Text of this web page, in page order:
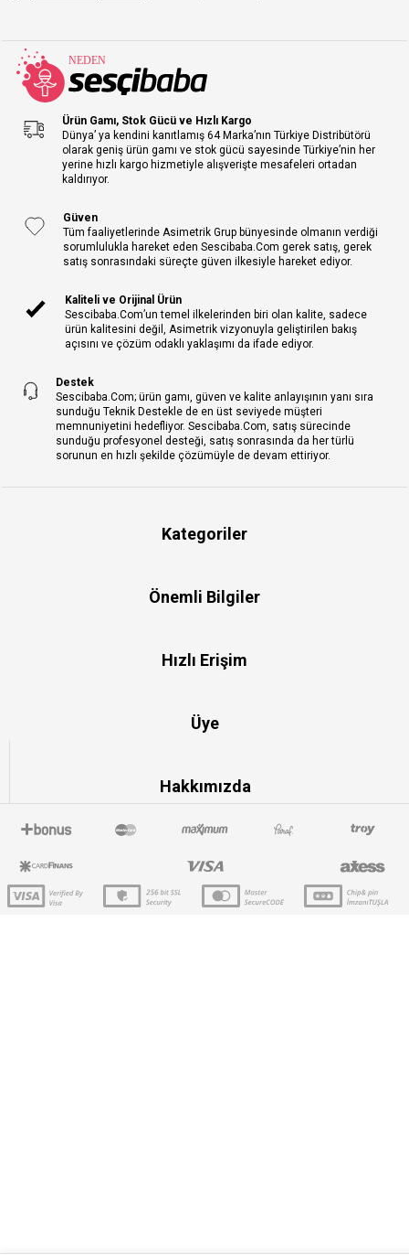
Ürün Gamı, Stok Gücü ve Hızlı Kargo
Dünya’ ya kendini kanıtlamış 64 Marka’nın Türkiye Distribütörü
olarak geniş ürün gamı ve stok gücü sayesinde Türkiye’nin her
yerine hızlı kargo hizmetiyle alışverişte mesafeleri ortadan
kaldırıyor.
Güven
Tüm faaliyetlerinde Asimetrik Grup bünyesinde olmanın verdiği
sorumlulukla hareket eden Sescibaba.Com gerek satış, gerek
satış sonrasındaki süreçte güven ilkesiyle hareket ediyor.
Kaliteli ve Orijinal Ürün
Sescibaba.Com’un temel ilkelerinden biri olan kalite, sadece
ürün kalitesini değil, Asimetrik vizyonuyla geliştirilen bakış
açısını ve çözüm odaklı yaklaşımı da ifade ediyor.
Destek
Sescibaba.Com; ürün gamı, güven ve kalite anlayışının yanı sıra
sunduğu Teknik Destekle de en üst seviyede müşteri
memnuniyetini hedefliyor. Sescibaba.Com, satış sürecinde
sunduğu profesyonel desteği, satış sonrasında da her türlü
sorunun en hızlı şekilde çözümüyle de devam ettiriyor.
Kategoriler
Önemli Bilgiler
Hızlı Erişim
Üye
Hakkımızda